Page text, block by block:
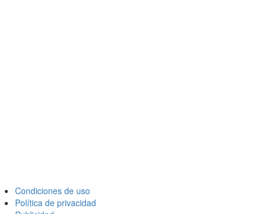
Condiciones de uso
Política de privacidad